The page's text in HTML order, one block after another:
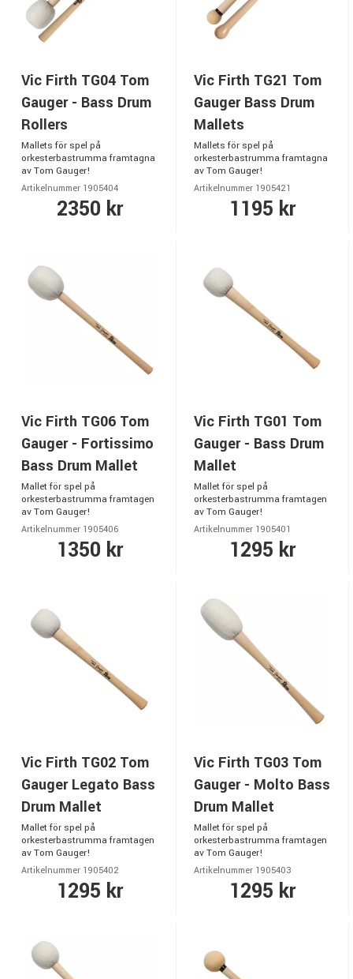
Vic Firth TG04 Tom
Gauger - Bass Drum
Rollers
Mallets för spel på
orkesterbastrumma framtagna
av Tom Gauger!
Artikelnummer 1905404
2350 kr
Vic Firth TG21 Tom
Gauger Bass Drum
Mallets
Mallets för spel på
orkesterbastrumma framtagna
av Tom Gauger!
Artikelnummer 1905421
1195 kr
Vic Firth TG06 Tom
Gauger - Fortissimo
Bass Drum Mallet
Mallet för spel på
orkesterbastrumma framtagen
av Tom Gauger!
Artikelnummer 1905406
1350 kr
Vic Firth TG01 Tom
Gauger - Bass Drum
Mallet
Mallet för spel på
orkesterbastrumma framtagen
av Tom Gauger!
Artikelnummer 1905401
1295 kr
Vic Firth TG02 Tom
Gauger Legato Bass
Drum Mallet
Mallet för spel på
orkesterbastrumma framtagen
av Tom Gauger!
Artikelnummer 1905402
1295 kr
Vic Firth TG03 Tom
Gauger - Molto Bass
Drum Mallet
Mallet för spel på
orkesterbastrumma framtagen
av Tom Gauger!
Artikelnummer 1905403
1295 kr